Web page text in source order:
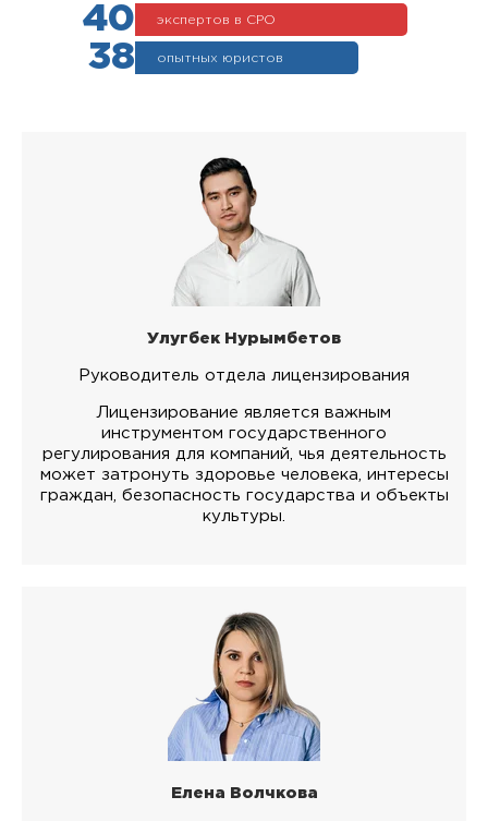
40 экспертов в СРО
38 опытных юристов
Улугбек Нурымбетов
Руководитель отдела лицензирования
Лицензирование является важным
инструментом государственного
регулирования для компаний, чья деятельность
может затронуть здоровье человека, интересы
граждан, безопасность государства и объекты
культуры.
Елена Волчкова